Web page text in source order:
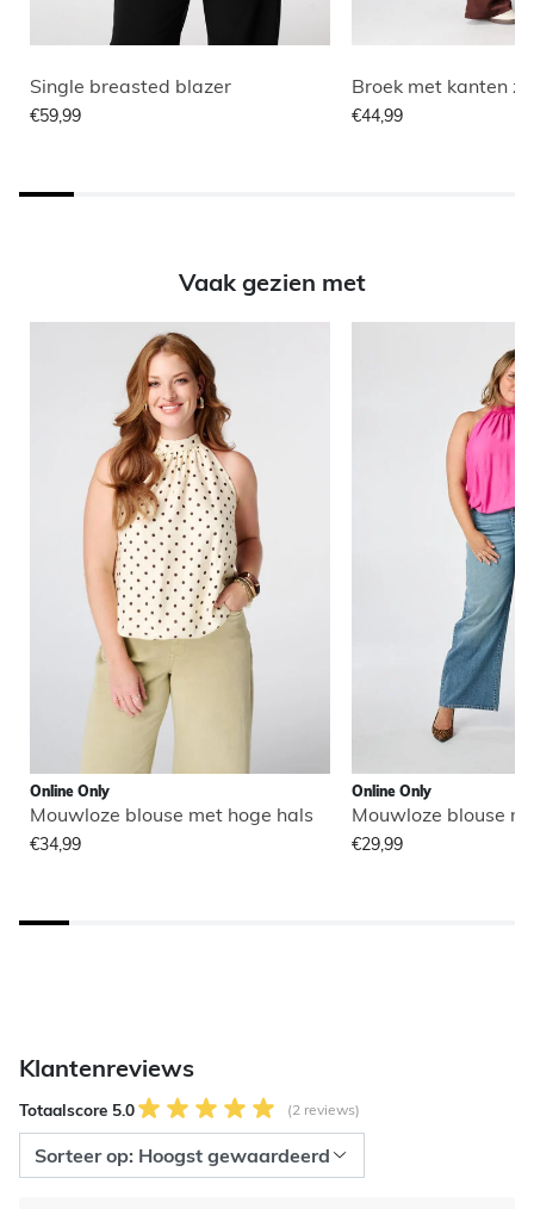
Single breasted blazer
€59,99
Broek met kanten
€44,99
Vaak gezien met
Online Only
Mouwloze blouse met hoge hals
€34,99
Online Only
Mouwloze blouse
€29,99
Klantenreviews
Totaalscore 5.0 (2 reviews)